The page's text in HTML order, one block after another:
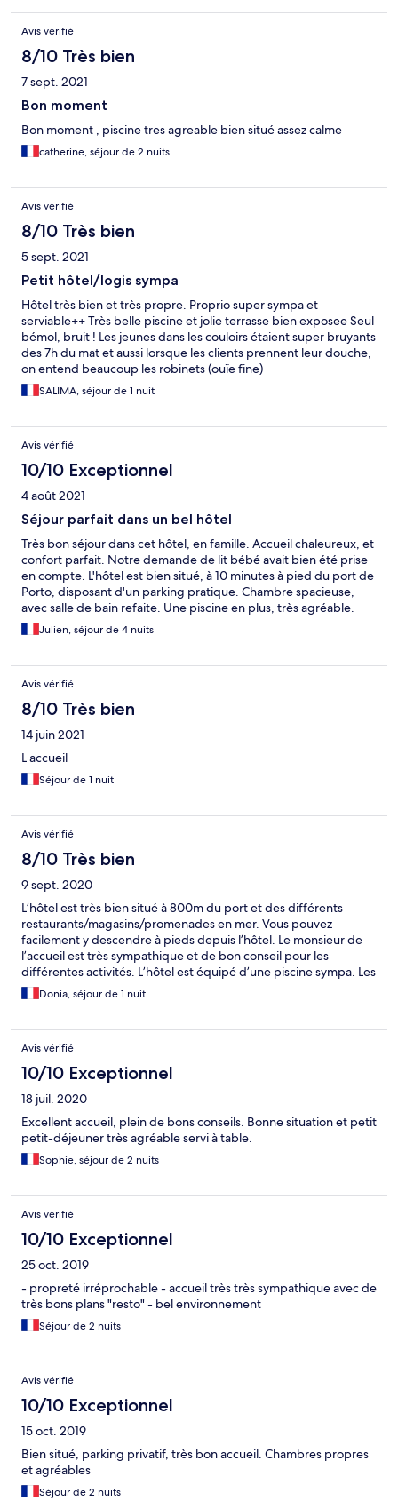
Avis vérifié
8/10 Très bien
7 sept. 2021
Bon moment
Bon moment , piscine tres agreable bien situé assez calme
catherine, séjour de 2 nuits
Avis vérifié
8/10 Très bien
5 sept. 2021
Petit hôtel/logis sympa
Hôtel très bien et très propre. Proprio super sympa et
serviable++ Très belle piscine et jolie terrasse bien exposee Seul
bémol, bruit ! Les jeunes dans les couloirs étaient super bruyants
des 7h du mat et aussi lorsque les clients prennent leur douche,
on entend beaucoup les robinets (ouïe fine)
SALIMA, séjour de 1 nuit
Avis vérifié
10/10 Exceptionnel
4 août 2021
Séjour parfait dans un bel hôtel
Très bon séjour dans cet hôtel, en famille. Accueil chaleureux, et
confort parfait. Notre demande de lit bébé avait bien été prise
en compte. L'hôtel est bien situé, à 10 minutes à pied du port de
Porto, disposant d'un parking pratique. Chambre spacieuse,
avec salle de bain refaite. Une piscine en plus, très agréable.
Nous recommandons !
Julien, séjour de 4 nuits
Avis vérifié
8/10 Très bien
14 juin 2021
L accueil
Séjour de 1 nuit
Avis vérifié
8/10 Très bien
9 sept. 2020
L’hôtel est très bien situé à 800m du port et des différents
restaurants/magasins/promenades en mer. Vous pouvez
facilement y descendre à pieds depuis l’hôtel. Le monsieur de
l’accueil est très sympathique et de bon conseil pour les
différentes activités. L’hôtel est équipé d’une piscine sympa. Les
chambres sont cependant vieillottes et mériteraient un bon
coup de rafraîchissement.
Donia, séjour de 1 nuit
Avis vérifié
10/10 Exceptionnel
18 juil. 2020
Excellent accueil, plein de bons conseils. Bonne situation et petit
petit-déjeuner très agréable servi à table.
Sophie, séjour de 2 nuits
Avis vérifié
10/10 Exceptionnel
25 oct. 2019
- propreté irréprochable - accueil très très sympathique avec de
très bons plans "resto" - bel environnement
Séjour de 2 nuits
Avis vérifié
10/10 Exceptionnel
15 oct. 2019
Bien situé, parking privatif, très bon accueil. Chambres propres
et agréables
Séjour de 2 nuits